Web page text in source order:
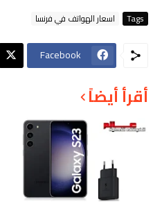
Tags اسعار الهواتف في فرنسا
Facebook
أقرأ أيضاً